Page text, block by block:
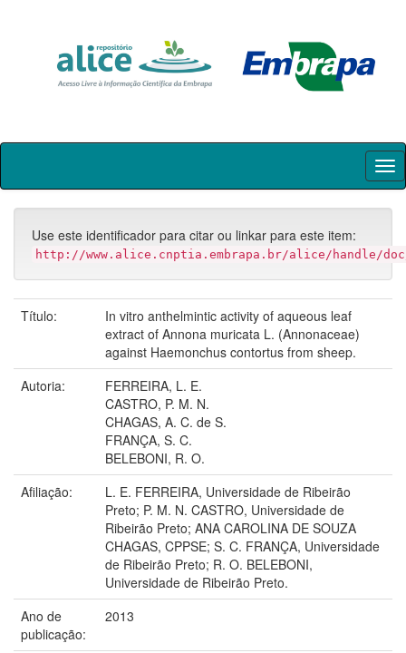
Skip
Use este identificador para citar ou linkar para este item:
http://www.alice.cnptia.embrapa.br/alice/handle/
Título:
In vitro anthelmintic activity of aqueous leaf
extract of Annona muricata L. (Annonaceae)
against Haemonchus contortus from sheep.
Autoria:
FERREIRA, L. E.
CASTRO, P. M. N.
CHAGAS, A. C. de S.
FRANÇA, S. C.
BELEBONI, R. O.
Afiliação:
L. E. FERREIRA, Universidade de Ribeirão
Preto; P. M. N. CASTRO, Universidade de
Ribeirão Preto; ANA CAROLINA DE SOUZA
CHAGAS, CPPSE; S. C. FRANÇA, Universidade
de Ribeirão Preto; R. O. BELEBONI,
Universidade de Ribeirão Preto.
Ano de
publicação:
2013